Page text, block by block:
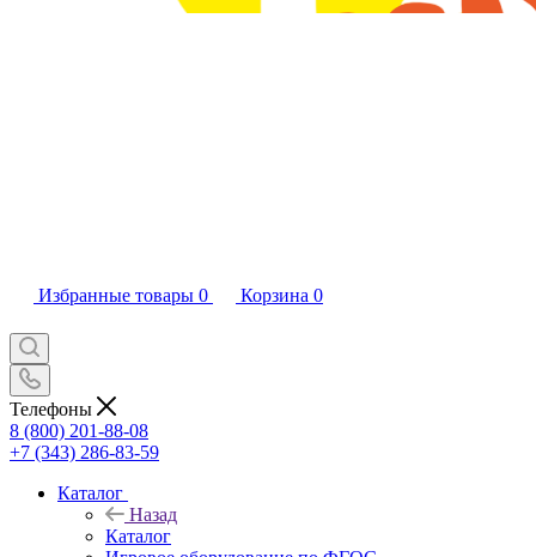
Избранные товары 0 Корзина 0
Телефоны
8 (800) 201-88-08
+7 (343) 286-83-59
Каталог
Назад
Каталог